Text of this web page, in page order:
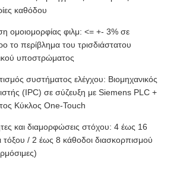
καθόδου
ομοιομορφίας φιλμ: <= +- 3% σε
το περίβλημα του τρισδιάστατου
υποστρώματος
συστήματος ελέγχου: Βιομηχανικός
(IPC) σε σύζευξη με Siemens PLC +
Κύκλος One-Touch
και διαμορφώσεις στόχου: 4 έως 16
τόξου / 2 έως 8 κάθοδοι διασκορπισμού